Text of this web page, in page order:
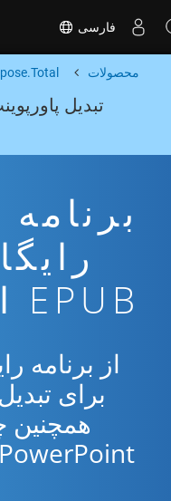
فارسی
محصولات
برنامه
EPUB از طریق Go
همچنین